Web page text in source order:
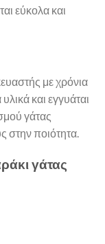
εύκολα και
με χρόνια
και εγγυάται
γάτας
στην ποιότητα.
γάτας